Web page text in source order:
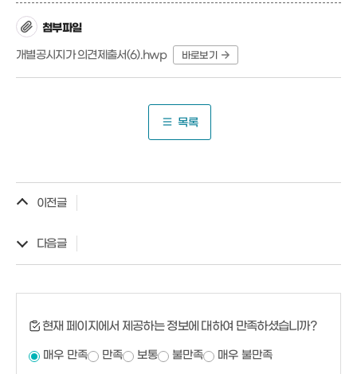
첨부파일
개별공시지가 의견제출서(6).hwp
바로보기
목록
이전글
다음글
현재 페이지에서 제공하는 정보에 대하여 만족하셨습니까?
매우 만족 만족 보통 불만족 매우 불만족